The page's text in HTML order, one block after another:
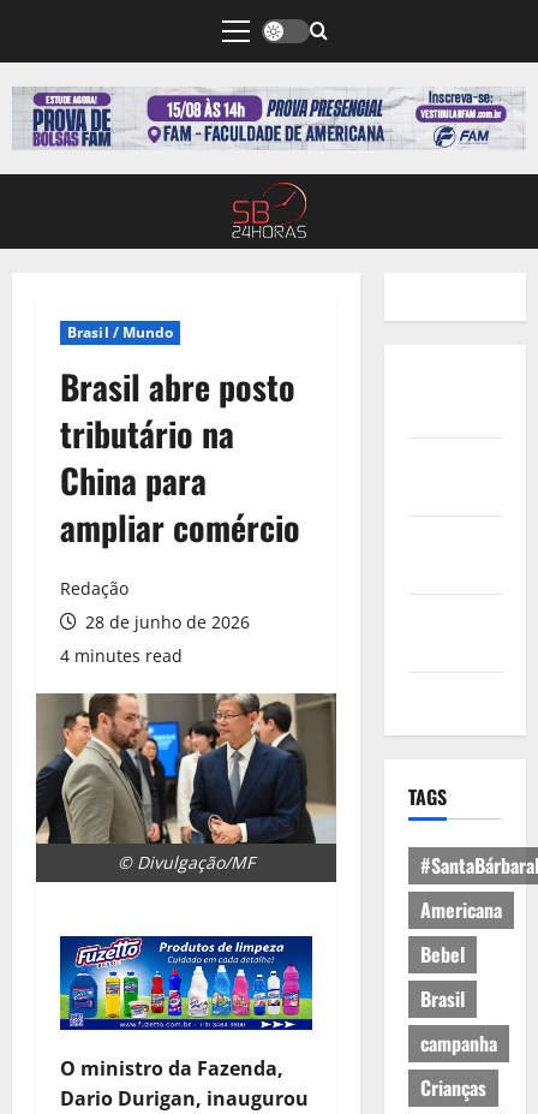
Brasil / Mundo
Brasil abre posto
tributário na
China para
ampliar comércio
Redação
28 de junho de 2026
4 minutes read
© Divulgação/MF
O ministro da Fazenda,
Dario Durigan, inaugurou
TAGS
Americana
Bebel
Brasil
campanha
Crianças